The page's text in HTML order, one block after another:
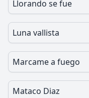
Llorando se fue
Luna vallista
Marcame a fuego
Mataco Diaz